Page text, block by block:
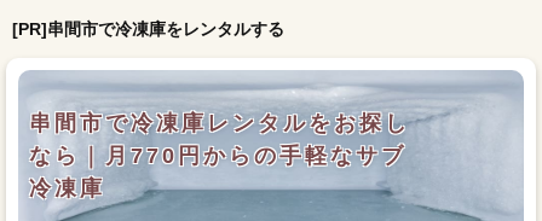
[PR]串間市で冷凍庫をレンタルする
串間市で冷凍庫レンタルをお探し
なら｜月770円からの手軽なサブ
冷凍庫